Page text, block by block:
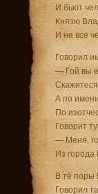
И бьют
Князю
И на все
Говорил
— Гой вы
А по
По
Говорит
— Меня,
Из города
В те поры
Говорил